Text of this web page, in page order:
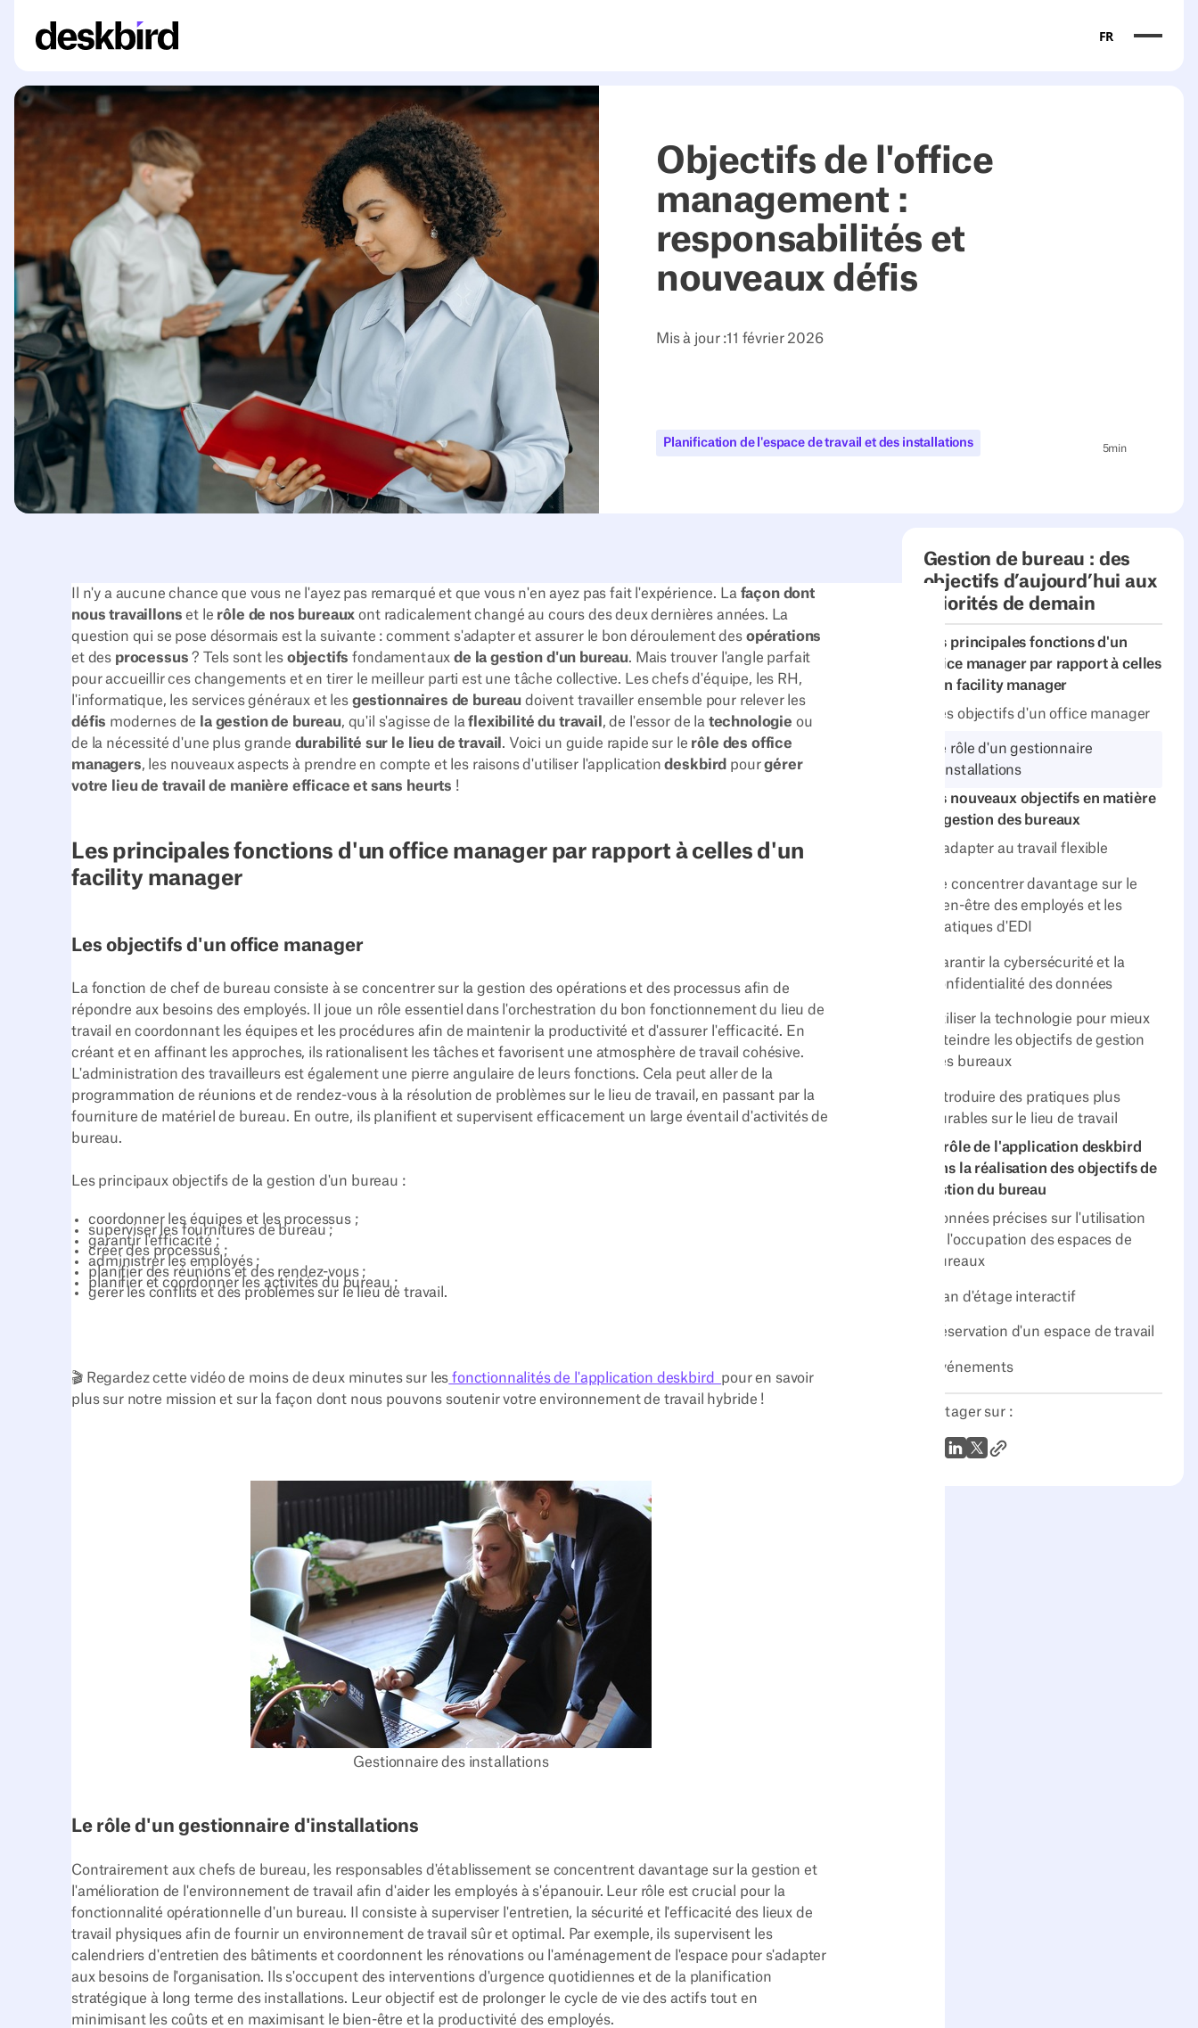
FR
Objectifs de l'office
management :
responsabilités et
nouveaux défis
Mis à jour :11 février 2026
Planification de l'espace de travail et des installations 5min
Gestion de bureau : des
objectifs d’aujourd’hui aux
priorités de demain
Les principales fonctions d'un
office manager par rapport à celles
d'un facility manager
Les objectifs d'un office manager
Le rôle d'un gestionnaire
d'installations
Les nouveaux objectifs en matière
de gestion des bureaux
S'adapter au travail flexible
Se concentrer davantage sur le
bien-être des employés et les
pratiques d'EDI
Garantir la cybersécurité et la
confidentialité des données
Utiliser la technologie pour mieux
atteindre les objectifs de gestion
des bureaux
Introduire des pratiques plus
durables sur le lieu de travail
Le rôle de l'application deskbird
dans la réalisation des objectifs de
gestion du bureau
Données précises sur l'utilisation
et l'occupation des espaces de
bureaux
Plan d'étage interactif
Réservation d'un espace de travail
Événements
Partager sur :
WhatsApp
LinkedIn
X (Twitter)
Lien vers l'article
Il n'y a aucune chance que vous ne l'ayez pas remarqué et que vous n'en ayez pas fait l'expérience. La façon dont
nous travaillons et le rôle de nos bureaux ont radicalement changé au cours des deux dernières années. La
question qui se pose désormais est la suivante : comment s'adapter et assurer le bon déroulement des opérations
et des processus? Tels sont les objectifs fondamentauxde la gestion d'un bureau. Mais trouver l'angle parfait
pour accueillir ces changements et en tirer le meilleur parti est une tâche collective. Les chefs d'équipe, les RH,
l'informatique, les services généraux et les gestionnaires de bureau doivent travailler ensemble pour relever les
défis modernes de la gestion de bureau, qu'il s'agisse de laflexibilité du travail , de l'essor de la technologie ou
de la nécessité d'une plus grande durabilité sur le lieu de travail . Voici un guide rapide sur le rôle des office
managers, les nouveaux aspects à prendre en compte et les raisons d'utiliser l'applicationdeskbird pourgérer
votre lieu de travail de manière efficace et sans heurts !
Les principales fonctions d'un office manager par rapport à celles d'un
facility manager
Les objectifs d'un office manager
La fonction de chef de bureau consiste à se concentrer sur la gestion des opérations et des processus afin de
répondre aux besoins des employés. Il joue un rôle essentiel dans l'orchestration du bon fonctionnement du lieu de
travail en coordonnant les équipes et les procédures afin de maintenir la productivité et d'assurer l'efficacité. En
créant et en affinant les approches, ils rationalisent les tâches et favorisent une atmosphère de travail cohésive.
L'administration des travailleurs est également une pierre angulaire de leurs fonctions. Cela peut aller de la
programmation de réunions et de rendez-vous à la résolution de problèmes sur le lieu de travail, en passant par la
fourniture de matériel de bureau. En outre, ils planifient et supervisent efficacement un large éventail d'activités de
bureau.
Les principaux objectifs de la gestion d'un bureau :
coordonner les équipes et les processus ;
superviser les fournitures de bureau ;
garantir l'efficacité ;
créer des processus ;
administrer les employés ;
planifier des réunions et des rendez-vous ;
planifier et coordonner les activités du bureau ;
gerer les conflits et des problèmes sur le lieu de travail.
🎬 Regardez cette vidéo de moins de deux minutes sur les fonctionnalités de l'application deskbird pour en savoir
plus sur notre mission et sur la façon dont nous pouvons soutenir votre environnement de travail hybride !
Gestionnaire des installations
Le rôle d'un gestionnaire d'installations
Contrairement aux chefs de bureau, les responsables d'établissement se concentrent davantage sur la gestion et
l'amélioration de l'environnement de travail afin d'aider les employés à s'épanouir. Leur rôle est crucial pour la
fonctionnalité opérationnelle d'un bureau. Il consiste à superviser l'entretien, la sécurité et l'efficacité des lieux de
travail physiques afin de fournir un environnement de travail sûr et optimal. Par exemple, ils supervisent les
calendriers d'entretien des bâtiments et coordonnent les rénovations ou l'aménagement de l'espace pour s'adapter
aux besoins de l'organisation. Ils s'occupent des interventions d'urgence quotidiennes et de la planification
stratégique à long terme des installations. Leur objectif est de prolonger le cycle de vie des actifs tout en
minimisant les coûts et en maximisant le bien-être et la productivité des employés.